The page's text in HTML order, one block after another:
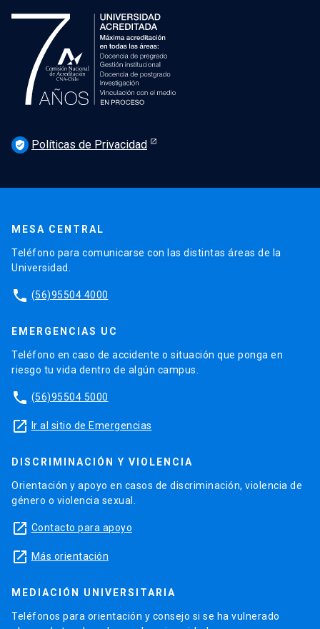
verified_user Políticas de Privacidad
MESA CENTRAL
Teléfono para comunicarse con las distintas áreas de la
Universidad.
phone (56)95504 4000
EMERGENCIAS UC
Teléfono en caso de accidente o situación que ponga en
riesgo tu vida dentro de algún campus.
phone (56)95504 5000
launch Ir al sitio de Emergencias
DISCRIMINACIÓN Y VIOLENCIA
Orientación y apoyo en casos de discriminación, violencia de
género o violencia sexual.
launch Contacto para apoyo
launch Más orientación
MEDIACIÓN UNIVERSITARIA
Teléfonos para orientación y consejo si se ha vulnerado